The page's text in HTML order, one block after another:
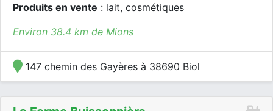
Produits en vente : lait, cosmétiques
Environ 38.4 km de Mions
147 chemin des Gayères à 38690 Biol